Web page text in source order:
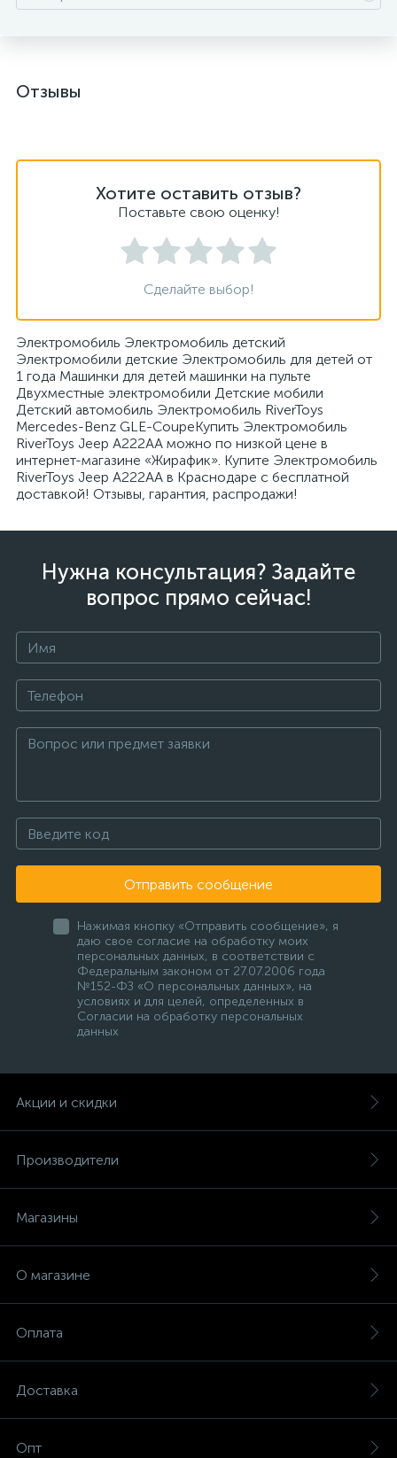
Отзывы
Хотите оставить отзыв?
Поставьте свою оценку!
Сделайте выбор!
Электромобиль Электромобиль детский
Электромобили детские Электромобиль для детей от
1 года Машинки для детей машинки на пульте
Двухместные электромобили Детские мобили
Детский автомобиль Электромобиль RiverToys
Mercedes-Benz GLE-CoupeКупить Электромобиль
RiverToys Jeep A222AA можно по низкой цене в
интернет-магазине «Жирафик». Купите Электромобиль
RiverToys Jeep A222AA в Краснодаре с бесплатной
доставкой! Отзывы, гарантия, распродажи!
Нужна консультация? Задайте
вопрос прямо сейчас!
Отправить сообщение
Нажимая кнопку «Отправить сообщение», я
даю свое согласие на обработку моих
персональных данных, в соответствии с
Федеральным законом от 27.07.2006 года
№152-ФЗ «О персональных данных», на
условиях и для целей, определенных в
Согласии на обработку персональных
данных
Акции и скидки
Производители
Магазины
О магазине
Оплата
Доставка
Опт